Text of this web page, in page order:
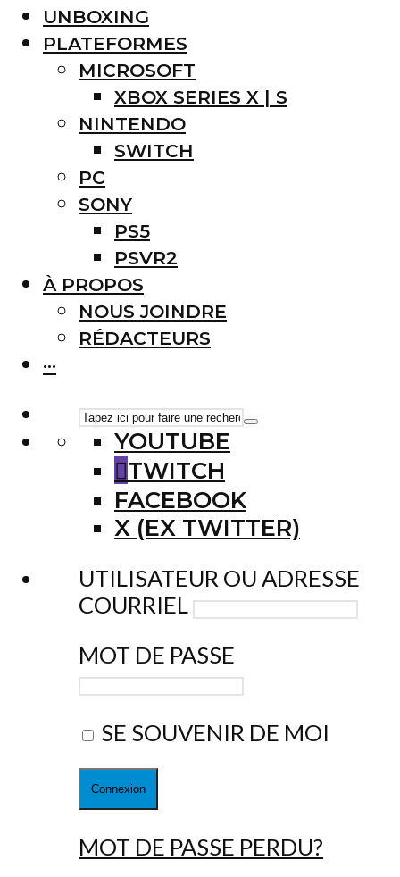
UNBOXING
PLATEFORMES
MICROSOFT
XBOX SERIES X | S
NINTENDO
SWITCH
PC
SONY
PS5
PSVR2
À PROPOS
NOUS JOINDRE
RÉDACTEURS
···
YOUTUBE
TWITCH
FACEBOOK
X (EX TWITTER)
UTILISATEUR OU ADRESSE
COURRIEL
MOT DE PASSE
SE SOUVENIR DE MOI
MOT DE PASSE PERDU?